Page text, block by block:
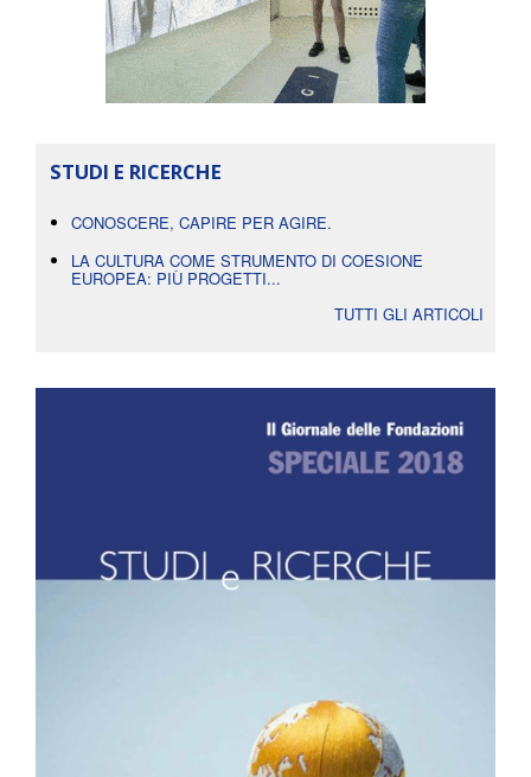
STUDI E RICERCHE
CONOSCERE, CAPIRE PER AGIRE.
LA CULTURA COME STRUMENTO DI COESIONE
EUROPEA: PIÙ PROGETTI...
TUTTI GLI ARTICOLI